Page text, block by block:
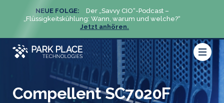
NEUE FOLGE:
Der „Savvy CIO“-Podcast –
„Flüssigkeitskühlung: Wann, warum und welche?“
Jetzt anhören.
Compellent SC7020F